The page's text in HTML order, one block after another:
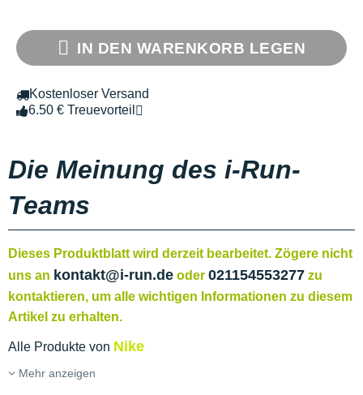
IN DEN WARENKORB LEGEN
Kostenloser Versand
6.50 € Treuevorteil
Die Meinung des i-Run-
Teams
Dieses Produktblatt wird derzeit bearbeitet. Zögere nicht
uns an kontakt@i-run.de oder 021154553277 zu
kontaktieren, um alle wichtigen Informationen zu diesem
Artikel zu erhalten.
Alle Produkte von Nike
Mehr anzeigen